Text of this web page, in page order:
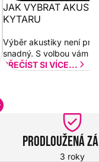
JAK VYBRAT
KYTARU
Výběr akustiky není pro
snadný. S volbou vám
PŘEČÍST SI VÍCE...
Prodloužená
3 roky